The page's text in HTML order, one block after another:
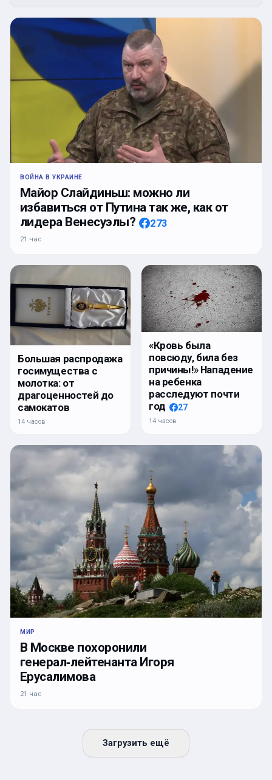
ВОЙНА В УКРАИНЕ
Майор Слайдиньш: можно ли
избавиться от Путина так же, как от
лидера Венесуэлы?
273
21 час
Большая распродажа
госимущества с
молотка: от
драгоценностей до
самокатов
14 часов
«Кровь была
повсюду, била без
причины!» Нападение
на ребенка
расследуют почти
год
27
14 часов
МИР
В Москве похоронили
генерал‑лейтенанта Игоря
Ерусалимова
21 час
Загрузить ещё